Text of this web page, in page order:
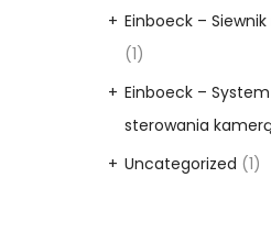
Einboeck –
(1)
Einboeck – System
sterowania
Uncategorized (1)